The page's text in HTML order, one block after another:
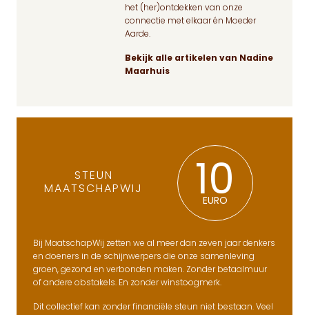
het (her)ontdekken van onze
connectie met elkaar én Moeder
Aarde.
Bekijk alle artikelen van Nadine
Maarhuis
STEUN
MAATSCHAPWIJ
10
EURO
Bij MaatschapWij zetten we al meer dan zeven jaar denkers
en doeners in de schijnwerpers die onze samenleving
groen, gezond en verbonden maken. Zonder betaalmuur
of andere obstakels. En zonder winstoogmerk.
Dit collectief kan zonder financiële steun niet bestaan. Veel